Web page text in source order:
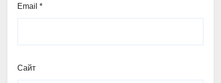
Email *
Сайт